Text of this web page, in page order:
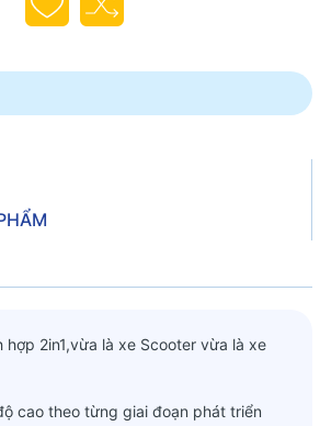
2in1,vừa là xe Scooter vừa là xe
cao theo từng giai đoạn phát triển